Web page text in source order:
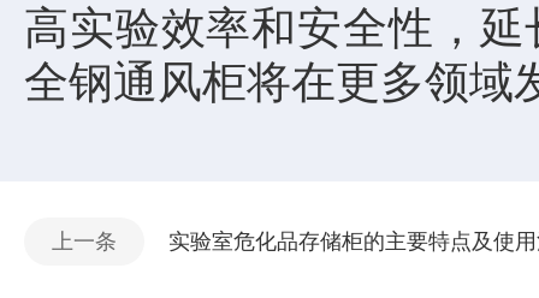
高实验效率和安全性，
全钢通风柜将在更多领域
上一条 实验室危化品存储柜的主要特点及使